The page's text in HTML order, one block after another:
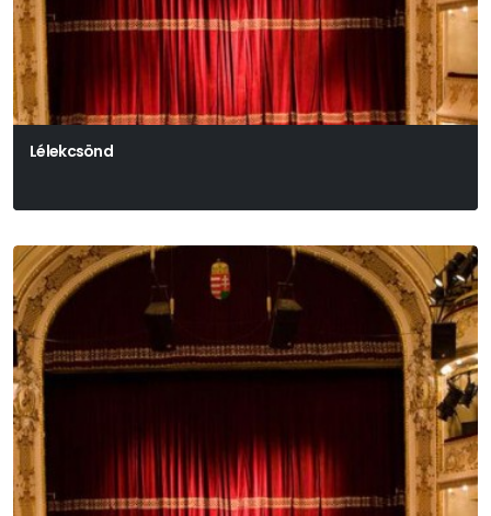
Lélekcsönd